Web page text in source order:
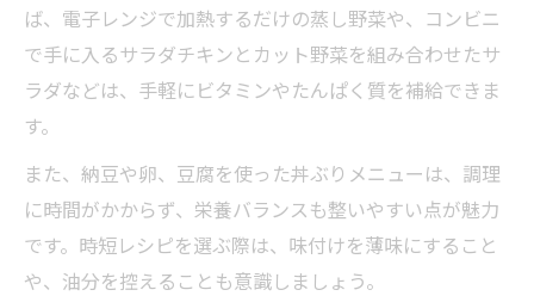
ば、電子レンジで加熱するだけの蒸し野菜や、コンビニ
で手に入るサラダチキンとカット野菜を組み合わせたサ
ラダなどは、手軽にビタミンやたんぱく質を補給できま
す。
また、納豆や卵、豆腐を使った丼ぶりメニューは、調理
に時間がかからず、栄養バランスも整いやすい点が魅力
です。時短レシピを選ぶ際は、味付けを薄味にすること
や、油分を控えることも意識しましょう。